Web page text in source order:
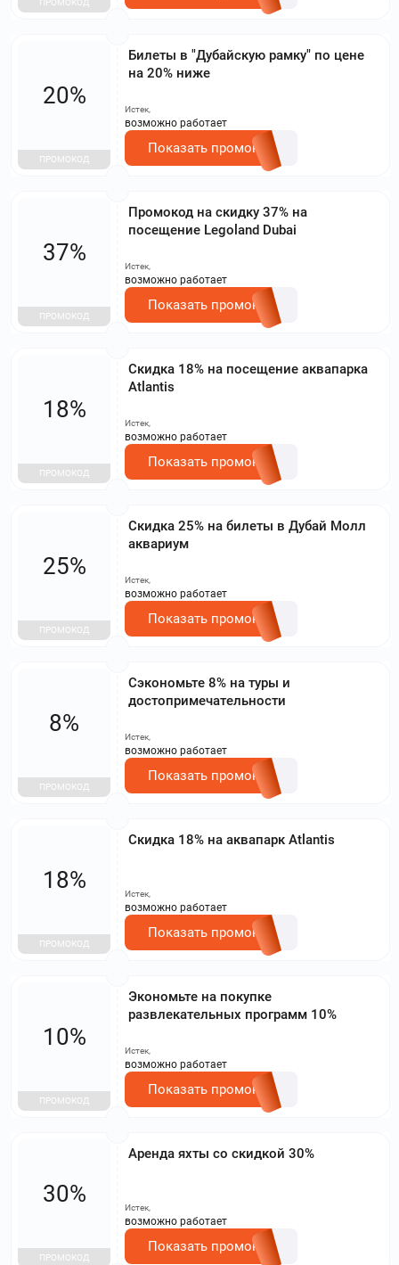
ПРОМОКОД
Билеты в "Дубайскую рамку" по цене
на 20% ниже
20%
ПРОМОКОД
Истек,
возможно работает
Показать промокод
Промокод на скидку 37% на
посещение Legoland Dubai
37%
ПРОМОКОД
Истек,
возможно работает
Показать промокод
Скидка 18% на посещение аквапарка
Atlantis
18%
ПРОМОКОД
Истек,
возможно работает
Показать промокод
Скидка 25% на билеты в Дубай Молл
аквариум
25%
ПРОМОКОД
Истек,
возможно работает
Показать промокод
Сэкономьте 8% на туры и
достопримечательности
8%
ПРОМОКОД
Истек,
возможно работает
Показать промокод
Скидка 18% на аквапарк Atlantis
18%
ПРОМОКОД
Истек,
возможно работает
Показать промокод
Экономьте на покупке
развлекательных программ 10%
10%
ПРОМОКОД
Истек,
возможно работает
Показать промокод
Аренда яхты со скидкой 30%
30%
ПРОМОКОД
Истек,
возможно работает
Показать промокод